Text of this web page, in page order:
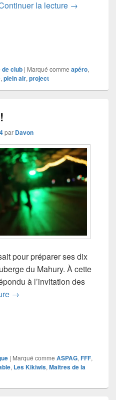
la lecture île était une
→
de club | Marqué comme apéro,
, plein air, project
par Davon
pour préparer ses dix
du Mahury. À cette
à l’invitation des
Kikiwis : Moteur !!!
→
| Marqué comme ASPAG, FFF,
, Les Kikiwis, Maitres de la